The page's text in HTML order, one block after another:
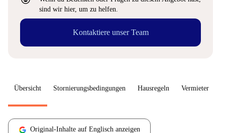
sind wir hier, um zu helfen.
Kontaktiere unser Team
Übersicht Stornierungsbedingungen Hausregeln Vermieter
Original-Inhalte auf Englisch anzeigen